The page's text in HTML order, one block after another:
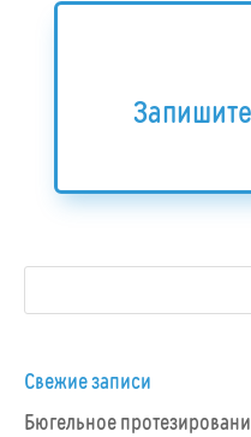
Свежие записи
Бюгельное